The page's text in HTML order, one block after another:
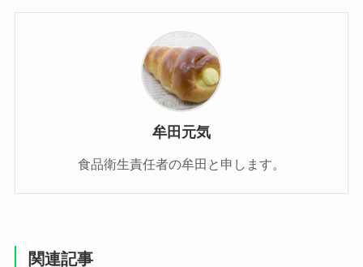
牟田元気
食品衛生責任者の牟田と申します。
関連記事